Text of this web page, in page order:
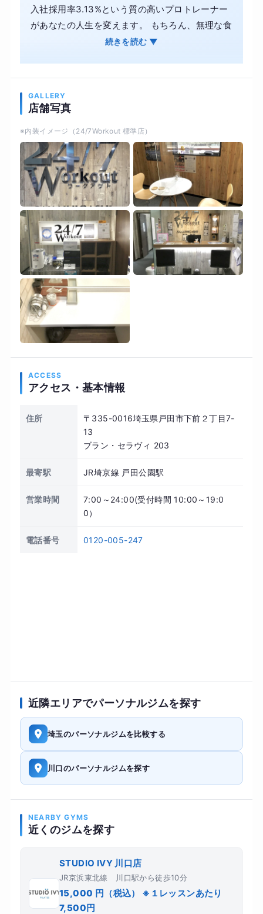
入社採用率3.13%という質の高いプロトレーナー
があなたの人生を変えます。 もちろん、無理な食
事制限は行いません。むしろこんなに食べられる
も大きく変わります。残りの人生で今日が一番若
変わりませんが、どうせ始めるなら1日でも早く
理想の体型になった方が、これからの人生を思い
っきり楽しめるのではないでしょうか。 全額返金
制度もございますので、もしお心当たりのある方
はぜひ一度カウンセリングにて悩みを打ち明けて
ください！！
続きを読む ▼
GALLERY
店舗写真
※内装イメージ（24/7Workout 標準店）
ACCESS
アクセス・基本情報
住所
〒335-0016埼玉県戸田市下前２丁目7-
13
ブラン・セラヴィ 203
最寄駅 JR埼京線 戸田公園駅
営業時間
7:00～24:00(受付時間 10:00～19:0
0）
電話番号 0120-005-247
近隣エリアでパーソナルジムを探す
埼玉のパーソナルジムを比較する
川口のパーソナルジムを探す
NEARBY GYMS
近くのジムを探す
STUDIO IVY 川口店
JR京浜東北線 川口駅から徒歩10分
15,000 円（税込） ※１レッスンあたり
7,500円